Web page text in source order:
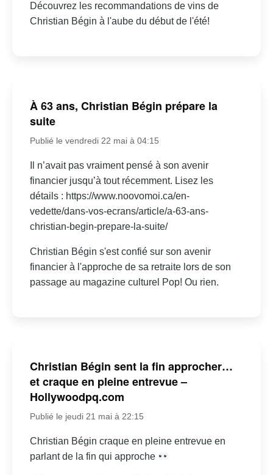
Découvrez les recommandations de vins de
Christian Bégin à l'aube du début de l'été!
À 63 ans, Christian Bégin prépare la
suite
Publié le vendredi 22 mai à 04:15
Il n’avait pas vraiment pensé à son avenir
financier jusqu’à tout récemment. Lisez les
détails : https://www.noovomoi.ca/en-
vedette/dans-vos-ecrans/article/a-63-ans-
christian-begin-prepare-la-suite/
Christian Bégin s'est confié sur son avenir
financier à l'approche de sa retraite lors de son
passage au magazine culturel Pop! Ou rien.
Christian Bégin sent la fin approcher…
et craque en pleine entrevue –
Hollywoodpq.com
Publié le jeudi 21 mai à 22:15
Christian Bégin craque en pleine entrevue en
parlant de la fin qui approche